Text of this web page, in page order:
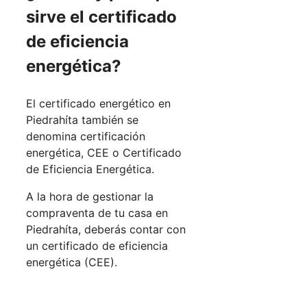
sirve el certificado
de eficiencia
energética?
El certificado energético en
Piedrahíta también se
denomina certificación
energética, CEE o Certificado
de Eficiencia Energética.
A la hora de gestionar la
compraventa de tu casa en
Piedrahíta, deberás contar con
un certificado de eficiencia
energética (CEE).